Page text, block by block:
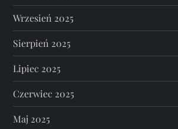
Wrzesień 2025
Sierpień 2025
Lipiec 2025
Czerwiec 2025
Maj 2025